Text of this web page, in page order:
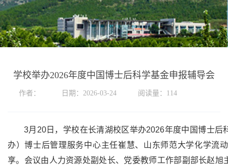
学校举办2026年度中国博士后科学基金申报辅导会
作者： 日期：2026-03-24 阅读量： 114
3月20日，学校在长清湖校区举办2026年度中国博士
办）博士后管理服务中心主任崔慧、山东师范大学化学流
享。会议由人力资源处副处长、党委教师工作部副部长赵